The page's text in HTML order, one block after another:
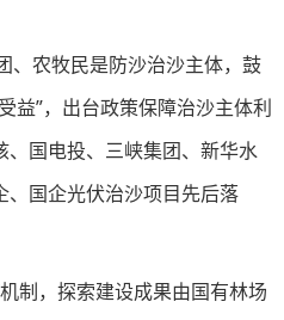
、农牧民是防沙治沙主体，鼓
益”，出台政策保障治沙主体利
国电投、三峡集团、新华水
、国企光伏治沙项目先后落
制，探索建设成果由国有林场